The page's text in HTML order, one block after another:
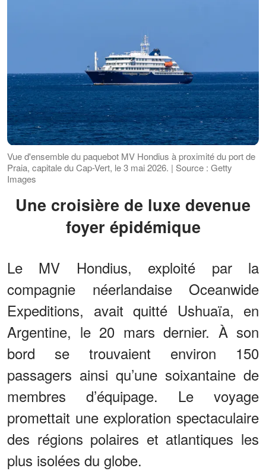
Vue d'ensemble du paquebot MV Hondius à proximité du port de
Praia, capitale du Cap-Vert, le 3 mai 2026. | Source : Getty
Images
Une croisière de luxe devenue
foyer épidémique
Le MV Hondius, exploité par la
compagnie néerlandaise Oceanwide
Expeditions, avait quitté Ushuaïa, en
Argentine, le 20 mars dernier. À son
bord se trouvaient environ 150
passagers ainsi qu’une soixantaine de
membres d’équipage. Le voyage
promettait une exploration spectaculaire
des régions polaires et atlantiques les
plus isolées du globe.